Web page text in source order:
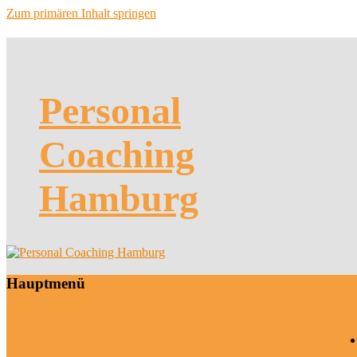
Zum primären Inhalt springen
Personal
Coaching
Hamburg
Hauptmenü